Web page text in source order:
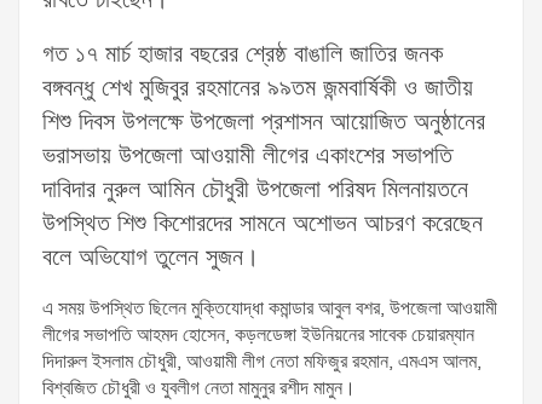
গত ১৭ মার্চ হাজার বছরের শ্রেষ্ঠ বাঙালি জাতির জনক
বঙ্গবন্ধু শেখ মুজিবুর রহমানের ৯৯তম জন্মবার্ষিকী ও জাতীয়
শিশু দিবস উপলক্ষে উপজেলা প্রশাসন আয়োজিত অনুষ্ঠানের
ভরাসভায় উপজেলা আওয়ামী লীগের একাংশের সভাপতি
দাবিদার নুরুল আমিন চৌধুরী উপজেলা পরিষদ মিলনায়তনে
উপস্থিত শিশু কিশোরদের সামনে অশোভন আচরণ করেছেন
বলে অভিযোগ তুলেন সুজন।
এ সময় উপস্থিত ছিলেন মুক্তিযোদ্ধা কমান্ডার আবুল বশর, উপজেলা আওয়ামী
লীগের সভাপতি আহমদ হোসেন, কড়লডেঙ্গা ইউনিয়নের সাবেক চেয়ারম্যান
দিদারুল ইসলাম চৌধুরী, আওয়ামী লীগ নেতা মফিজুর রহমান, এমএস আলম,
বিশ্বজিত চৌধুরী ও যুবলীগ নেতা মামুনুর রশীদ মামুন।